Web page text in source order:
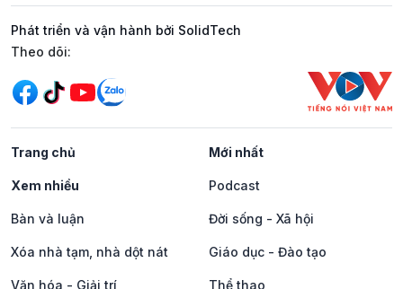
Phát triển và vận hành bởi SolidTech
Mạng xã hội
Theo dõi:
Trang chủ Mới nhất
Xem nhiều Podcast
Bàn và luận Đời sống - Xã hội
Xóa nhà tạm, nhà dột nát Giáo dục - Đào tạo
Văn hóa - Giải trí Thể thao